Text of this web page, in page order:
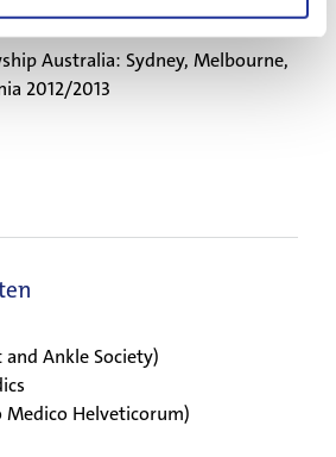
Australia: Sydney, Melbourne,
2012/2013
and Ankle Society)
Medico Helveticorum)